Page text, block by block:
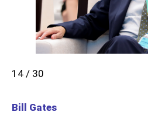
14 / 30
Bill Gates